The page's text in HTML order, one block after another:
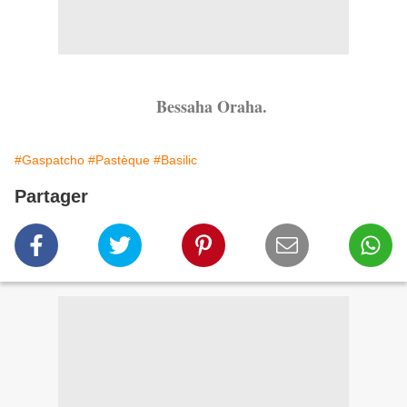
Bessaha Oraha.
#Gaspatcho #Pastèque #Basilic
Partager